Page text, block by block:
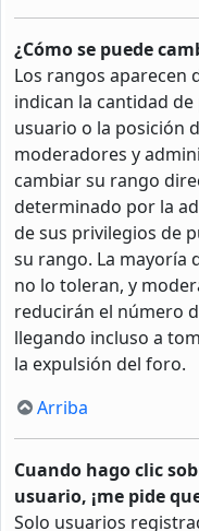
¿Cómo se puede
Los rangos aparecen
indican la cantidad
usuario o la posición
moderadores y
cambiar su rango
determinado por la
de sus privilegios de
su rango. La mayoría
no lo toleran, y
reducirán el número
llegando incluso a
la expulsión del foro.
Arriba
Cuando hago clic
usuario, ¡me pide
Solo usuarios